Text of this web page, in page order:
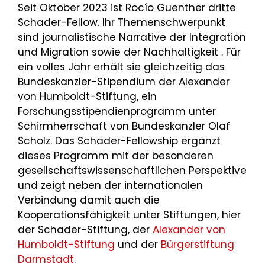
Seit Oktober 2023 ist Rocío Guenther dritte
Schader-Fellow. Ihr Themenschwerpunkt
sind journalistische Narrative der Integration
und Migration sowie der Nachhaltigkeit . Für
ein volles Jahr erhält sie gleichzeitig das
Bundeskanzler-Stipendium der Alexander
von Humboldt-Stiftung, ein
Forschungsstipendienprogramm unter
Schirmherrschaft von Bundeskanzler Olaf
Scholz. Das Schader-Fellowship ergänzt
dieses Programm mit der besonderen
gesellschaftswissenschaftlichen Perspektive
und zeigt neben der internationalen
Verbindung damit auch die
Kooperationsfähigkeit unter Stiftungen, hier
der Schader-Stiftung, der Alexander von
Humboldt-Stiftung und der Bürgerstiftung
Darmstadt.